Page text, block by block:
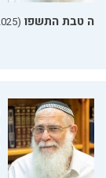
ה טבת התשפו (25.12.2025)